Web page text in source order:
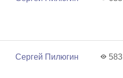
Сергей Пилюгин 583